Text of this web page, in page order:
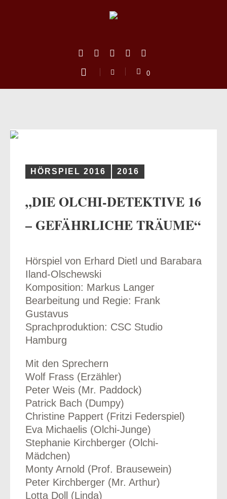
0
HÖRSPIEL 2016 2016
„DIE OLCHI-DETEKTIVE 16
– GEFÄHRLICHE TRÄUME“
Hörspiel von Erhard Dietl und Barabara
Iland-Olschewski
Komposition: Markus Langer
Bearbeitung und Regie: Frank
Gustavus
Sprachproduktion: CSC Studio
Hamburg
Mit den Sprechern
Wolf Frass (Erzähler)
Peter Weis (Mr. Paddock)
Patrick Bach (Dumpy)
Christine Pappert (Fritzi Federspiel)
Eva Michaelis (Olchi-Junge)
Stephanie Kirchberger (Olchi-
Mädchen)
Monty Arnold (Prof. Brausewein)
Peter Kirchberger (Mr. Arthur)
Lotta Doll (Linda)